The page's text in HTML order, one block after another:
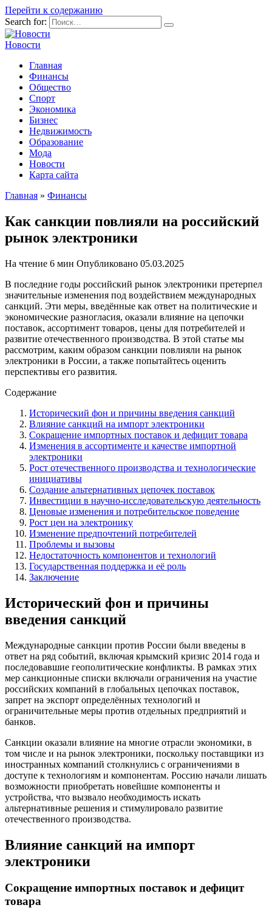
Перейти к содержанию
Search for:
Новости
Главная
Финансы
Общество
Спорт
Экономика
Бизнес
Недвижимость
Образование
Мода
Новости
Карта сайта
Главная » Финансы
Как санкции повлияли на российский
рынок электроники
На чтение 6 мин Опубликовано 05.03.2025
В последние годы российский рынок электроники претерпел
значительные изменения под воздействием международных
санкций. Эти меры, введённые как ответ на политические и
экономические разногласия, оказали влияние на цепочки
поставок, ассортимент товаров, цены для потребителей и
развитие отечественного производства. В этой статье мы
рассмотрим, каким образом санкции повлияли на рынок
электроники в России, а также попытайтесь оценить
перспективы его развития.
Содержание
Исторический фон и причины введения санкций
Влияние санкций на импорт электроники
Сокращение импортных поставок и дефицит товара
Изменения в ассортименте и качестве импортной
электроники
Рост отечественного производства и технологические
инициативы
Создание альтернативных цепочек поставок
Инвестиции в научно-исследовательскую деятельность
Ценовые изменения и потребительское поведение
Рост цен на электронику
Изменение предпочтений потребителей
Проблемы и вызовы
Недостаточность компонентов и технологий
Государственная поддержка и её роль
Заключение
Исторический фон и причины
введения санкций
Международные санкции против России были введены в
ответ на ряд событий, включая крымский кризис 2014 года и
последовавшие геополитические конфликты. В рамках этих
мер санкционные списки включали ограничения на участие
российских компаний в глобальных цепочках поставок,
запрет на экспорт определённых технологий и
ограничительные меры против отдельных предприятий и
банков.
Санкции оказали влияние на многие отрасли экономики, в
том числе и на рынок электроники, поскольку поставщики из
иностранных компаний столкнулись с ограничениями в
доступе к технологиям и компонентам. Россию начали лишать
возможности приобретать новейшие компоненты и
устройства, что вызвало необходимость искать
альтернативные решения и стимулировало развитие
отечественного производства.
Влияние санкций на импорт
электроники
Сокращение импортных поставок и дефицит
товара